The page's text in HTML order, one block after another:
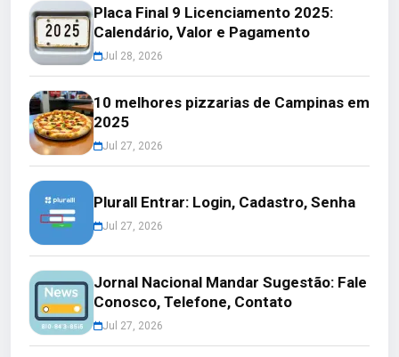
Placa Final 9 Licenciamento 2025:
Calendário, Valor e Pagamento
Jul 28, 2026
10 melhores pizzarias de Campinas em
2025
Jul 27, 2026
Plurall Entrar: Login, Cadastro, Senha
Jul 27, 2026
Jornal Nacional Mandar Sugestão: Fale
Conosco, Telefone, Contato
Jul 27, 2026